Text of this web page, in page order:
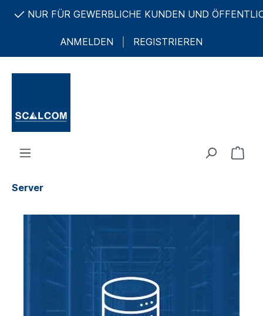
GEWERBLICHE KUNDEN UND ÖFFENTLICHE
ANMELDEN REGISTRIEREN
Server